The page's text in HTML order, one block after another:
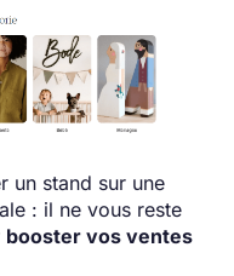
un stand sur une
: il ne vous reste
booster vos ventes